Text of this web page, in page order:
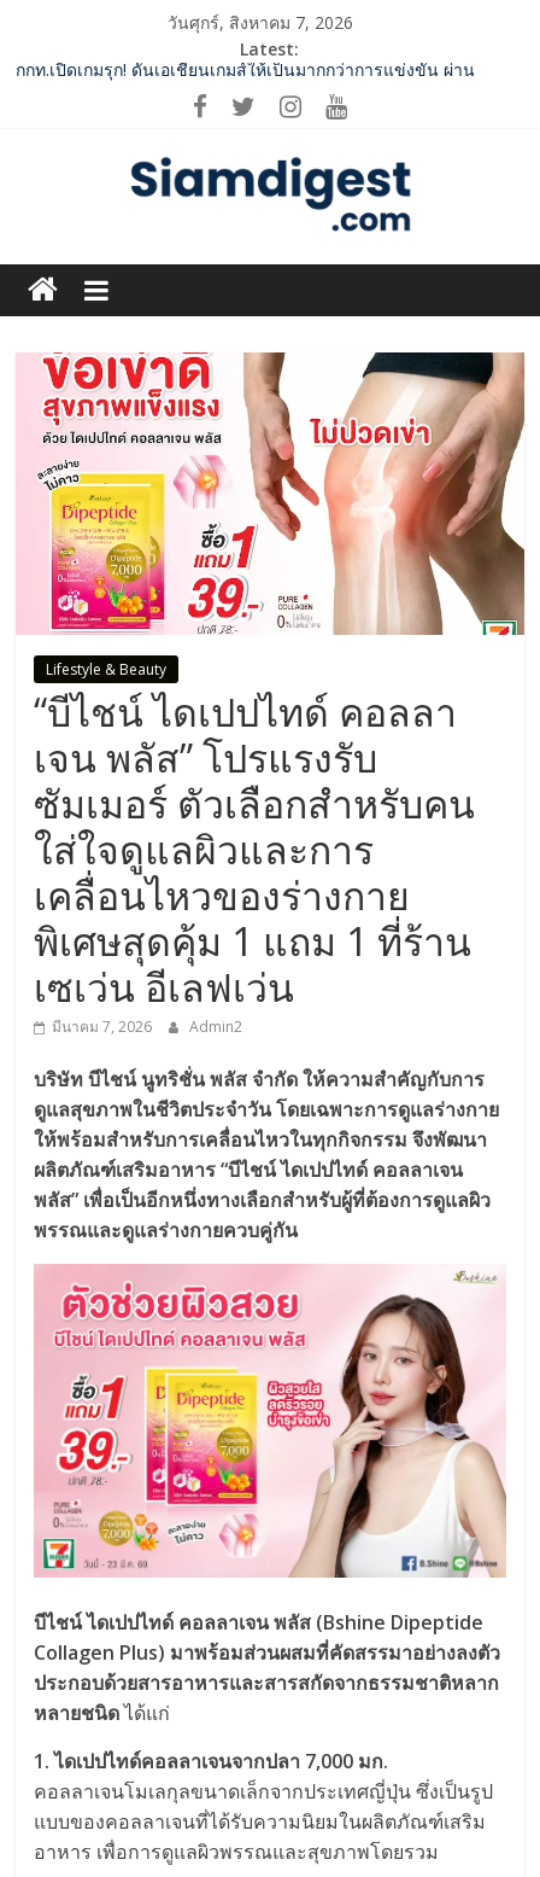
content
วันศุกร์, สิงหาคม 7, 2026
Latest:
กกท.เปิดเกมรุก! ดันเอเชียนเกมส์ให้เป็นมากกว่าการแข่งขัน ผ่าน
โครงสร้างอัตราเดียว ลดบิดเบือนตลาด เพิ่มประสิทธิภาพจัดเก็บรายได้
‘RAKSAPHAN’ เปิดฉากคอลเลกชันระดับมาสเตอร์พีซคอลเลกชันแรก
รังสรรค์ “ผ้าลายน้ำไหล” สู่ชิ้นงานศิลปะสะสมสุดลิมิเต็ด ถ่ายทอด
SME D Bank ผนึกกำลัง สถาบันอาหาร เปิดตัว “FOODNext SME D
Navigator” ชูยุทธศาสตร์ “แหล่งทุนคู่องค์ความรู้” ติดปีก SME อาหาร
ไทยแข่งขันได้ในเวทีโลก
ไทย–อินโดนีเซีย ดันไทยสู่จุดหมายปลายทางคุณภาพ เชื่อม Asean
Tourism และ Muslim-Friendly Destination
Siam
Digest.com
ฺีBusiness
Variety
Lifestyle & Beauty
“บีไชน์ ไดเปปไทด์ คอลลา
เจน พลัส” โปรแรงรับ
ซัมเมอร์ ตัวเลือกสำหรับคน
ใส่ใจดูแลผิวและการ
เคลื่อนไหวของร่างกาย
พิเศษสุดคุ้ม 1 แถม 1 ที่ร้าน
เซเว่น อีเลฟเว่น
มีนาคม 7, 2026 Admin2
บริษัท บีไชน์ นูทริชั่น พลัส จำกัด ให้ความสำคัญกับการ
ดูแลสุขภาพในชีวิตประจำวัน โดยเฉพาะการดูแลร่างกาย
ให้พร้อมสำหรับการเคลื่อนไหวในทุกกิจกรรม จึงพัฒนา
ผลิตภัณฑ์เสริมอาหาร “บีไชน์ ไดเปปไทด์ คอลลาเจน
พลัส” เพื่อเป็นอีกหนึ่งทางเลือกสำหรับผู้ที่ต้องการดูแลผิว
พรรณและดูแลร่างกายควบคู่กัน
บีไชน์ ไดเปปไทด์ คอลลาเจน พลัส (Bshine Dipeptide
Collagen Plus) มาพร้อมส่วนผสมที่คัดสรรมาอย่างลงตัว
ประกอบด้วยสารอาหารและสารสกัดจากธรรมชาติหลาก
หลายชนิดได้แก่
1. ไดเปปไทด์คอลลาเจนจากปลา 7,000 มก.
คอลลาเจนโมเลกุลขนาดเล็กจากประเทศญี่ปุ่น ซึ่งเป็นรูป
แบบของคอลลาเจนที่ได้รับความนิยมในผลิตภัณฑ์เสริม
อาหาร เพื่อการดูแลผิวพรรณและสุขภาพโดยรวม